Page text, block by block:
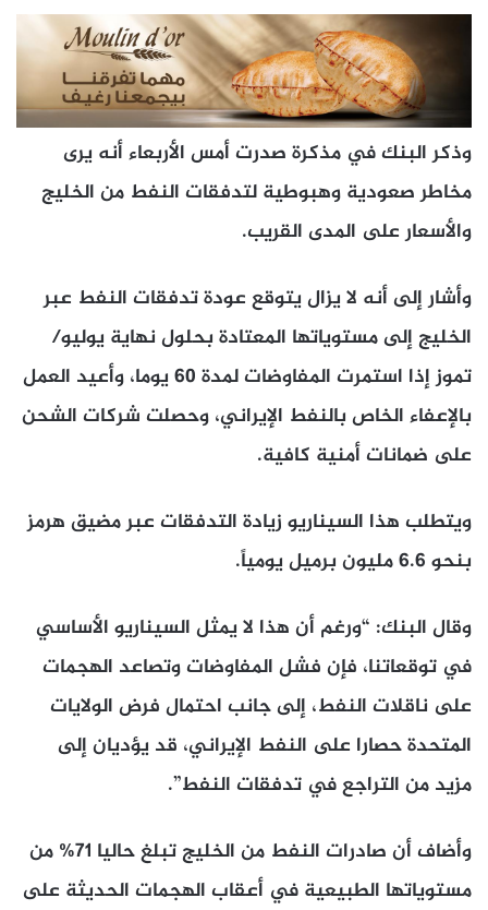
وذكر البنك في مذكرة صدرت أمس الأربعاء أنه يرى
مخاطر صعودية وهبوطية لتدفقات النفط من الخليج
والأسعار على المدى القريب.
وأشار إلى أنه لا يزال يتوقع عودة تدفقات النفط عبر
الخليج إلى مستوياتها المعتادة بحلول نهاية يوليو/
تموز إذا استمرت المفاوضات لمدة 60 يوما، وأعيد العمل
بالإعفاء الخاص بالنفط الإيراني، وحصلت شركات الشحن
على ضمانات أمنية كافية.
ويتطلب هذا السيناريو زيادة التدفقات عبر مضيق هرمز
بنحو 6.6 مليون برميل يومياً.
وقال البنك: “ورغم أن هذا لا يمثل السيناريو الأساسي
في توقعاتنا، فإن فشل المفاوضات وتصاعد الهجمات
على ناقلات النفط، إلى جانب احتمال فرض الولايات
المتحدة حصارا على النفط الإيراني، قد يؤديان إلى
مزيد من التراجع في تدفقات النفط”.
وأضاف أن صادرات النفط من الخليج تبلغ حاليا 71% من
مستوياتها الطبيعية في أعقاب الهجمات الحديثة على